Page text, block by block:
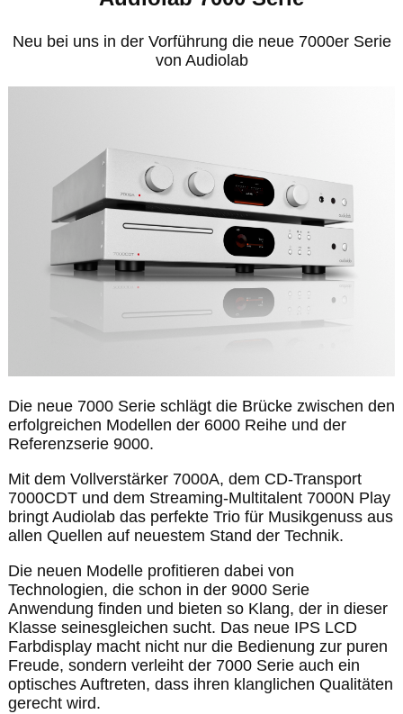
Neu bei uns in der Vorführung die neue 7000er Serie
von Audiolab
Die neue 7000 Serie schlägt die Brücke zwischen den
erfolgreichen Modellen der 6000 Reihe und der
Referenzserie 9000.
Mit dem Vollverstärker 7000A, dem CD-Transport
7000CDT und dem Streaming-Multitalent 7000N Play
bringt Audiolab das perfekte Trio für Musikgenuss aus
allen Quellen auf neuestem Stand der Technik.
Die neuen Modelle profitieren dabei von
Technologien, die schon in der 9000 Serie
Anwendung finden und bieten so Klang, der in dieser
Klasse seinesgleichen sucht. Das neue IPS LCD
Farbdisplay macht nicht nur die Bedienung zur puren
Freude, sondern verleiht der 7000 Serie auch ein
optisches Auftreten, dass ihren klanglichen Qualitäten
gerecht wird.